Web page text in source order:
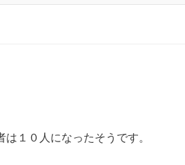
１０人になったそうです。